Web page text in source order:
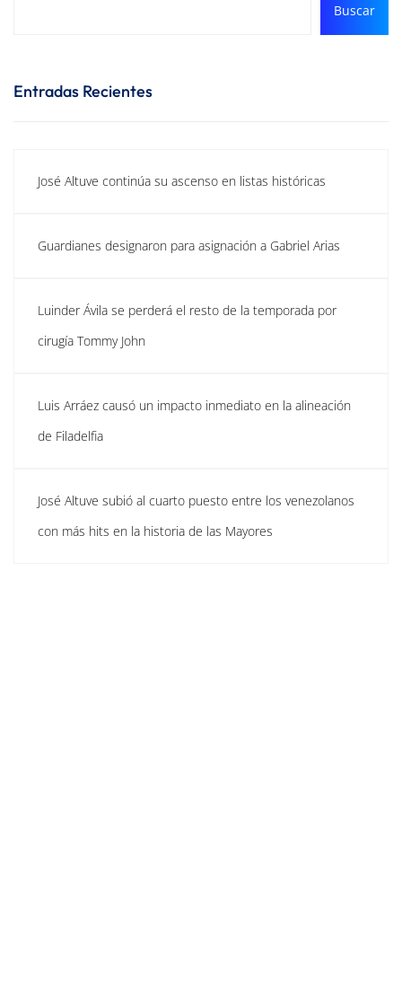
Buscar
Entradas Recientes
José Altuve continúa su ascenso en listas históricas
Guardianes designaron para asignación a Gabriel Arias
Luinder Ávila se perderá el resto de la temporada por
cirugía Tommy John
Luis Arráez causó un impacto inmediato en la alineación
de Filadelfia
José Altuve subió al cuarto puesto entre los venezolanos
con más hits en la historia de las Mayores